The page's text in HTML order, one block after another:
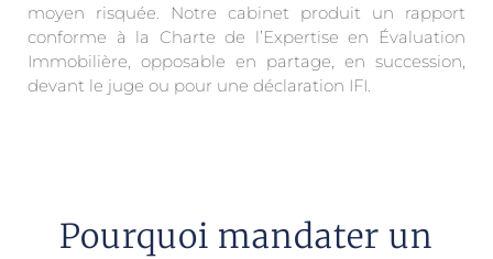
moyen risquée. Notre cabinet produit un rapport
conforme à la Charte de l’Expertise en Évaluation
Immobilière, opposable en partage, en succession,
devant le juge ou pour une déclaration IFI.
Pourquoi mandater un